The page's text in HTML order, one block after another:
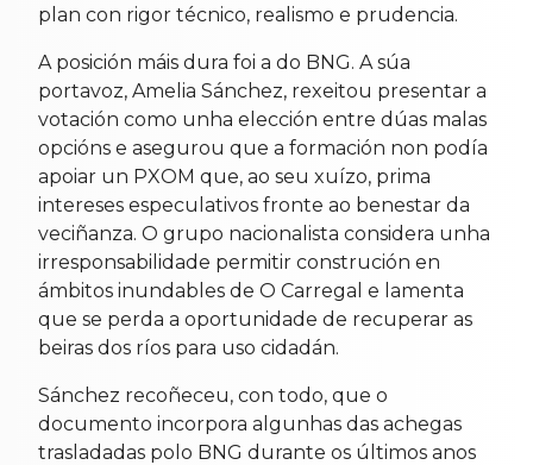
plan con rigor técnico, realismo e prudencia.
A posición máis dura foi a do BNG. A súa
portavoz, Amelia Sánchez, rexeitou presentar a
votación como unha elección entre dúas malas
opcións e asegurou que a formación non podía
apoiar un PXOM que, ao seu xuízo, prima
intereses especulativos fronte ao benestar da
veciñanza. O grupo nacionalista considera unha
irresponsabilidade permitir construción en
ámbitos inundables de O Carregal e lamenta
que se perda a oportunidade de recuperar as
beiras dos ríos para uso cidadán.
Sánchez recoñeceu, con todo, que o
documento incorpora algunhas das achegas
trasladadas polo BNG durante os últimos anos